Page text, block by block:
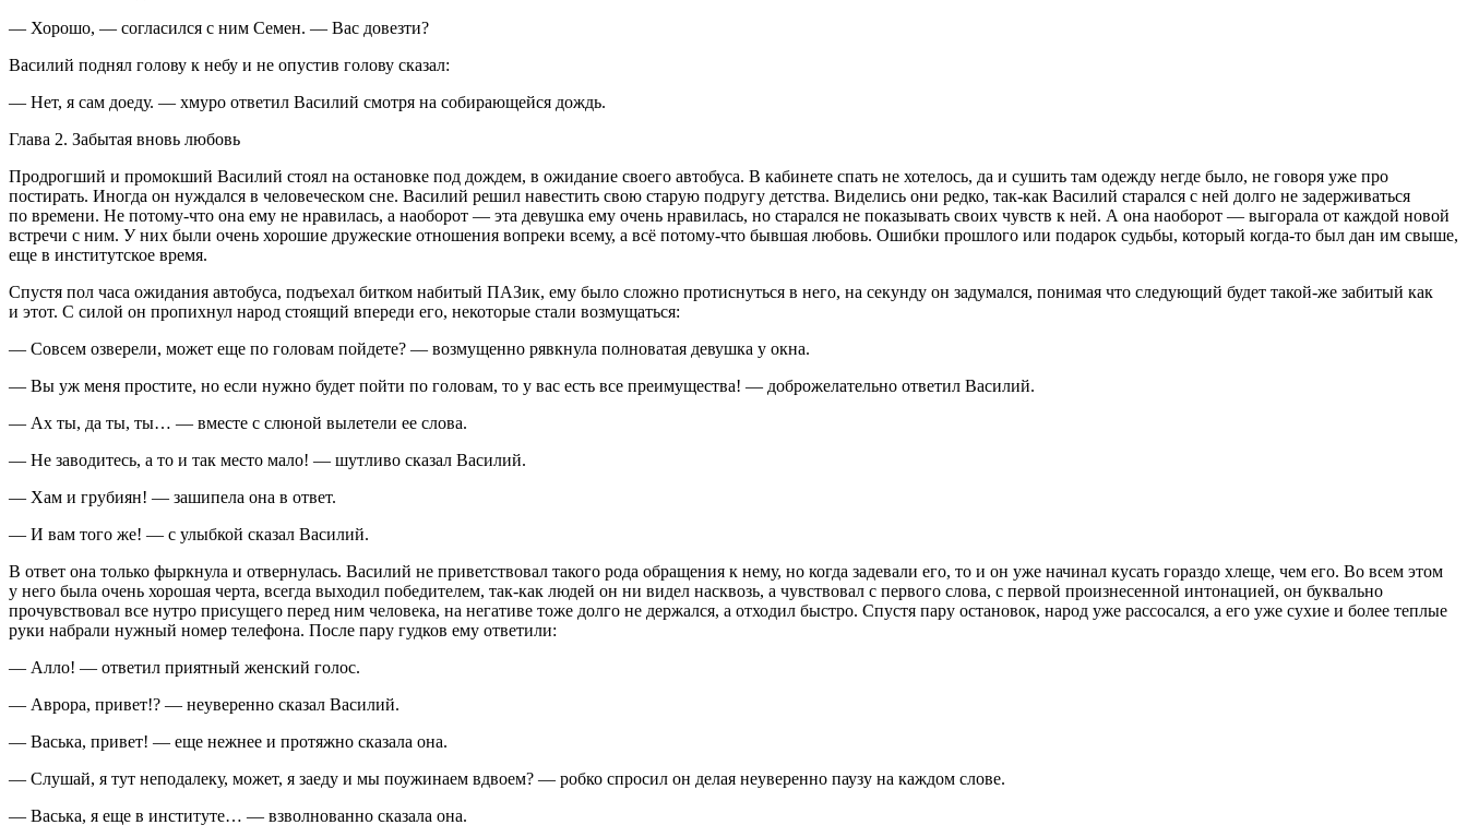
— Хорошо, — согласился с ним Семен. — Вас довезти?
Василий поднял голову к небу и не опустив голову сказал:
— Нет, я сам доеду. — хмуро ответил Василий смотря на собирающейся дождь.
Глава 2. Забытая вновь любовь
Продрогший и промокший Василий стоял на остановке под дождем, в ожидание своего автобуса. В кабинете спать не хотелось, да и сушить там одежду негде было, не говоря уже про
постирать. Иногда он нуждался в человеческом сне. Василий решил навестить свою старую подругу детства. Виделись они редко, так-как Василий старался с ней долго не задерживаться
по времени. Не потому-что она ему не нравилась, а наоборот — эта девушка ему очень нравилась, но старался не показывать своих чувств к ней. А она наоборот — выгорала от каждой новой
встречи с ним. У них были очень хорошие дружеские отношения вопреки всему, а всё потому-что бывшая любовь. Ошибки прошлого или подарок судьбы, который когда-то был дан им свыше,
еще в институтское время.
Спустя пол часа ожидания автобуса, подъехал битком набитый ПАЗик, ему было сложно протиснуться в него, на секунду он задумался, понимая что следующий будет такой-же забитый как
и этот. С силой он пропихнул народ стоящий впереди его, некоторые стали возмущаться:
— Совсем озверели, может еще по головам пойдете? — возмущенно рявкнула полноватая девушка у окна.
— Вы уж меня простите, но если нужно будет пойти по головам, то у вас есть все преимущества! — доброжелательно ответил Василий.
— Ах ты, да ты, ты… — вместе с слюной вылетели ее слова.
— Не заводитесь, а то и так место мало! — шутливо сказал Василий.
— Хам и грубиян! — зашипела она в ответ.
— И вам того же! — с улыбкой сказал Василий.
В ответ она только фыркнула и отвернулась. Василий не приветствовал такого рода обращения к нему, но когда задевали его, то и он уже начинал кусать гораздо хлеще, чем его. Во всем этом
у него была очень хорошая черта, всегда выходил победителем, так-как людей он ни видел насквозь, а чувствовал с первого слова, с первой произнесенной интонацией, он буквально
прочувствовал все нутро присущего перед ним человека, на негативе тоже долго не держался, а отходил быстро. Спустя пару остановок, народ уже рассосался, а его уже сухие и более теплые
руки набрали нужный номер телефона. После пару гудков ему ответили:
— Алло! — ответил приятный женский голос.
— Аврора, привет!? — неуверенно сказал Василий.
— Васька, привет! — еще нежнее и протяжно сказала она.
— Слушай, я тут неподалеку, может, я заеду и мы поужинаем вдвоем? — робко спросил он делая неуверенно паузу на каждом слове.
— Васька, я еще в институте… — взволнованно сказала она.